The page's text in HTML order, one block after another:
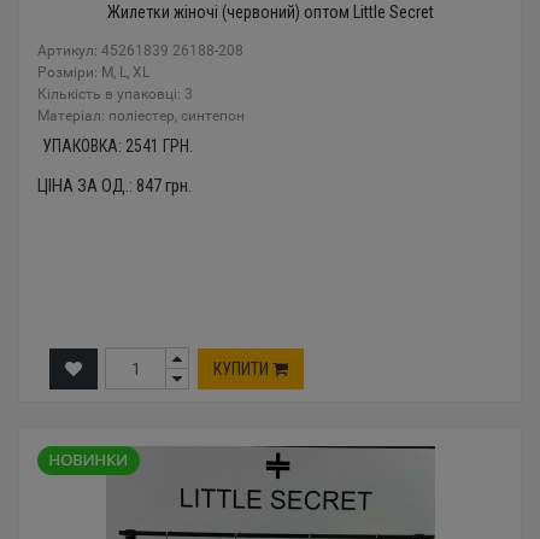
Жилетки жіночі (червоний) оптом Little Secret
Артикул: 45261839 26188-208
Розміри: M, L, XL
Кількість в упаковці: 3
Mатеріал: поліестер, синтепон
УПАКОВКА: 2541 ГРН.
ЦІНА ЗА ОД.: 847грн.
КУПИТИ